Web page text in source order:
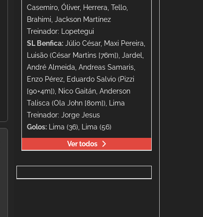
Casemiro, Óliver, Herrera, Tello,
Brahimi, Jackson Martínez
Treinador: Lopetegui
SL Benfica: Júlio César, Maxi Pereira,
Luisão (César Martins [76m]), Jardel,
André Almeida, Andreas Samaris,
Enzo Pérez, Eduardo Salvio (Pizzi
[90+4m]), Nico Gaitán, Anderson
Talisca (Ola John [80m]), Lima
Treinador: Jorge Jesus
Golos: Lima (36), Lima (56)
Ver todos